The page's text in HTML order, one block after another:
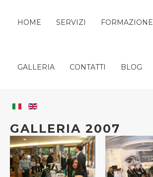
HOME SERVIZI FORMAZIONE
GALLERIA CONTATTI BLOG
GALLERIA 2007